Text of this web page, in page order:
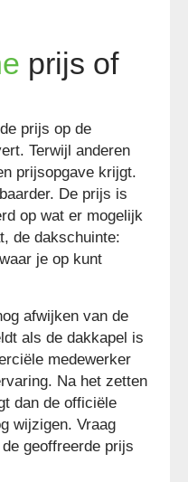
prijs of
prijs op de
Terwijl anderen
prijsopgave krijgt.
De prijs is
op wat er mogelijk
de dakschuinte:
je op kunt
afwijken van de
als de dakkapel is
medewerker
Na het zetten
dan de officiële
wijzigen. Vraag
geoffreerde prijs